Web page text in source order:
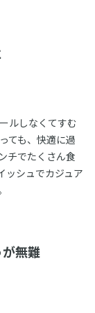
ルしなくてすむ
ても、快適に過
チでたくさん食
ッシュでカジュア
無難